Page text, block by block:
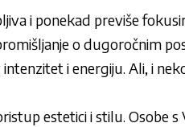
i ponekad previše
o dugoročnim
i energiju. Ali, i
estetici i stilu. Osobe